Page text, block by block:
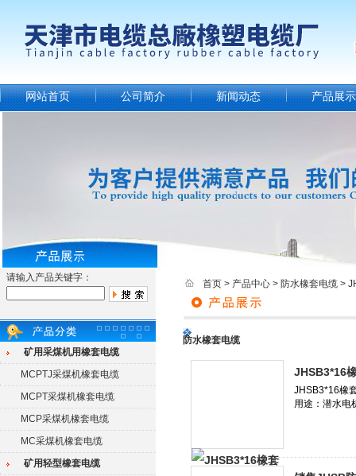
网站首页 公司简介 新闻动态 产品展示
请输入产品关键字：
矿用采煤机用橡套电缆
MCPTJ采煤机橡套电缆
MCPT采煤机橡套电缆
MCP采煤机橡套电缆
MC采煤机橡套电缆
矿用轻型橡套电缆
首页 > 产品中心 > 防水橡套电缆 >
防水橡套电缆
JHSB3*16